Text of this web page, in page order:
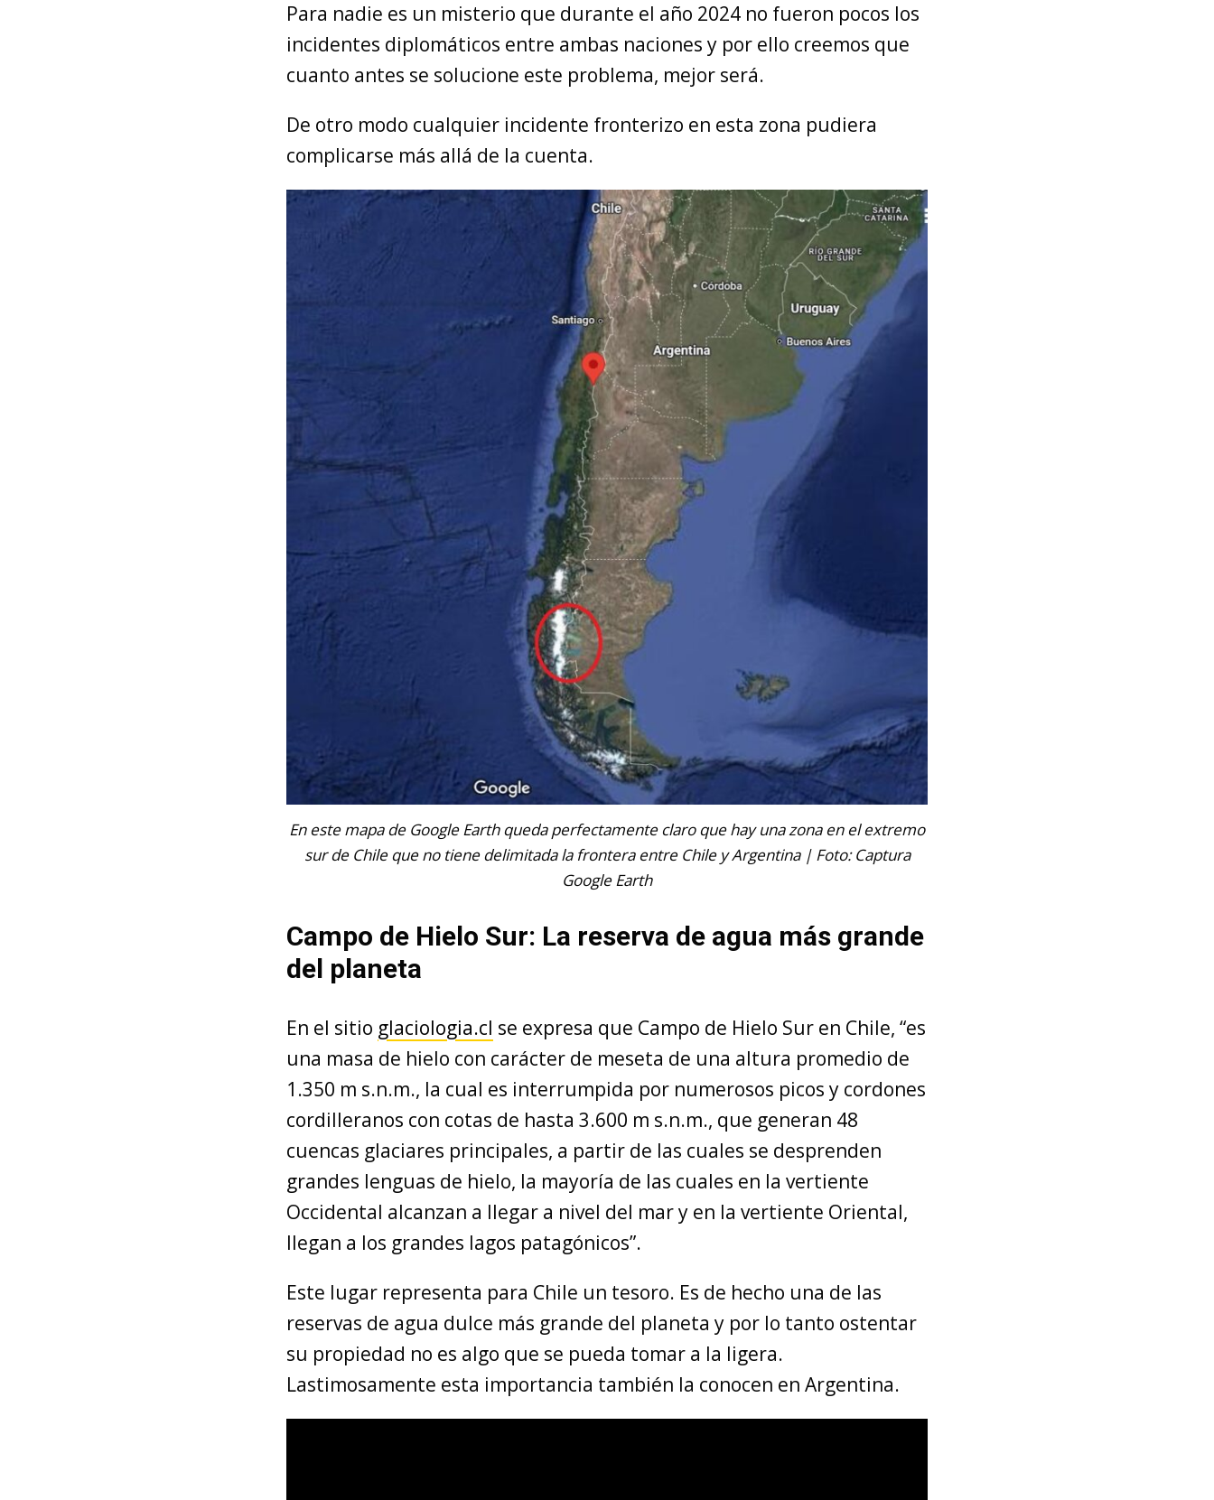
Para nadie es un misterio que durante el año 2024 no fueron pocos los
incidentes diplomáticos entre ambas naciones y por ello creemos que
cuanto antes se solucione este problema, mejor será.
De otro modo cualquier incidente fronterizo en esta zona pudiera
complicarse más allá de la cuenta.
En este mapa de Google Earth queda perfectamente claro que hay una zona en el extremo
sur de Chile que no tiene delimitada la frontera entre Chile y Argentina | Foto: Captura
Google Earth
Campo de Hielo Sur: La reserva de agua más grande
del planeta
En el sitio glaciologia.cl se expresa que Campo de Hielo Sur en Chile, “es
una masa de hielo con carácter de meseta de una altura promedio de
1.350 m s.n.m., la cual es interrumpida por numerosos picos y cordones
cordilleranos con cotas de hasta 3.600 m s.n.m., que generan 48
cuencas glaciares principales, a partir de las cuales se desprenden
grandes lenguas de hielo, la mayoría de las cuales en la vertiente
Occidental alcanzan a llegar a nivel del mar y en la vertiente Oriental,
llegan a los grandes lagos patagónicos”.
Este lugar representa para Chile un tesoro. Es de hecho una de las
reservas de agua dulce más grande del planeta y por lo tanto ostentar
su propiedad no es algo que se pueda tomar a la ligera.
Lastimosamente esta importancia también la conocen en Argentina.